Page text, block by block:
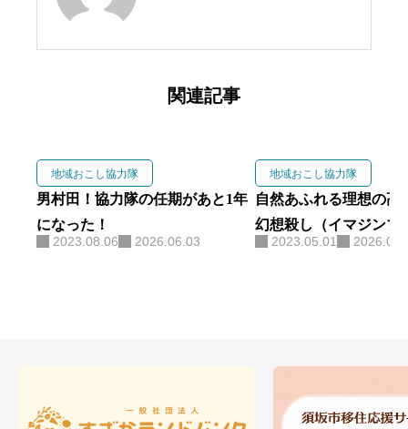
関連記事
地域おこし協力隊
男村田！協力隊の任期があと1年
になった！
2023.08.06 2026.06.03
地域おこし協力隊
自然あふれる理想の高
幻想殺し（イマジンブ
2023.05.01